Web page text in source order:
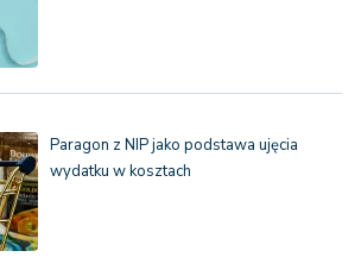
Paragon z NIP jako podstawa ujęcia
wydatku w kosztach